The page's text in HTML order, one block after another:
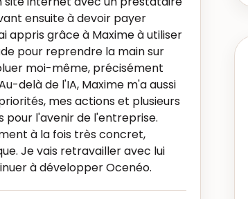
ensuite à devoir payer
appris grâce à Maxime à utiliser
pour reprendre la main sur
moi-même, précisément
delà de l'IA, Maxime m'a aussi
mes actions et plusieurs
l'avenir de l'entreprise.
à la fois très concret,
Je vais retravailler avec lui
à développer Ocenéo.